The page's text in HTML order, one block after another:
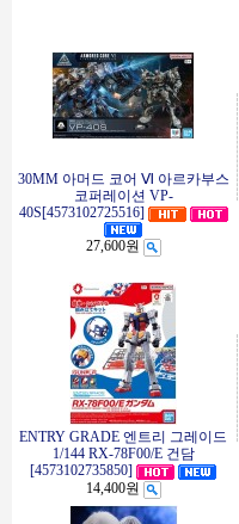
30MM 아머드 코어 Ⅵ 아르카부스
코퍼레이션 VP-
40S[4573102725516]
27,600원
ENTRY GRADE 엔트리 그레이드
1/144 RX-78F00/E 건담
[4573102735850]
14,400원